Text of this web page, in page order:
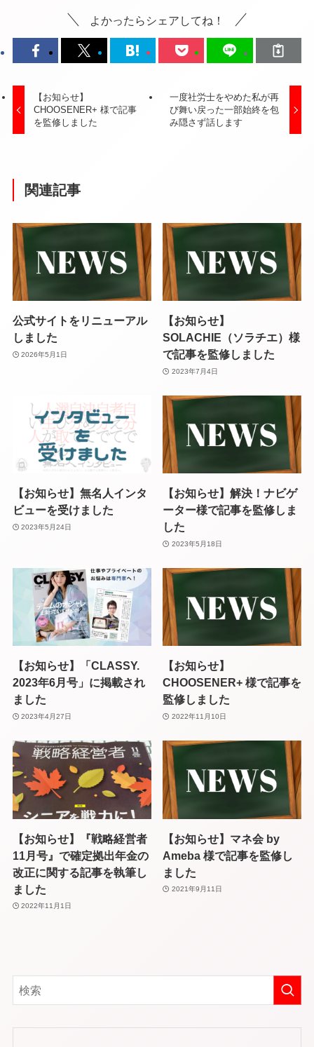
よかったらシェアしてね！
【お知らせ】
CHOOSENER+ 様で記事
を監修しました
一度社労士をやめた私が再
び舞い戻った一部始終を包
み隠さず話します
関連記事
公式サイトをリニューアル
しました
2026年5月1日
【お知らせ】
SOLACHIE（ソラチエ）様
で記事を監修しました
2023年7月4日
【お知らせ】無名人インタ
ビューを受けました
2023年5月24日
【お知らせ】解決！ナビゲ
ーター様で記事を監修しま
した
2023年5月18日
【お知らせ】「CLASSY.
2023年6月号」に掲載され
ました
2023年4月27日
【お知らせ】
CHOOSENER+ 様で記事を
監修しました
2022年11月10日
【お知らせ】『戦略経営者
11月号』で確定拠出年金の
改正に関する記事を執筆し
ました
2022年11月1日
【お知らせ】マネ会 by
Ameba 様で記事を監修し
ました
2021年9月11日